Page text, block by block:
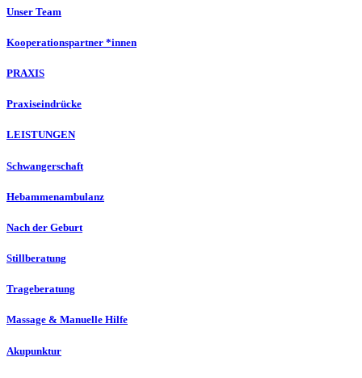
Unser Team
Kooperationspartner *innen
PRAXIS
Praxiseindrücke
LEISTUNGEN
Schwangerschaft
Hebammenambulanz
Nach der Geburt
Stillberatung
Trageberatung
Massage & Manuelle Hilfe
Akupunktur